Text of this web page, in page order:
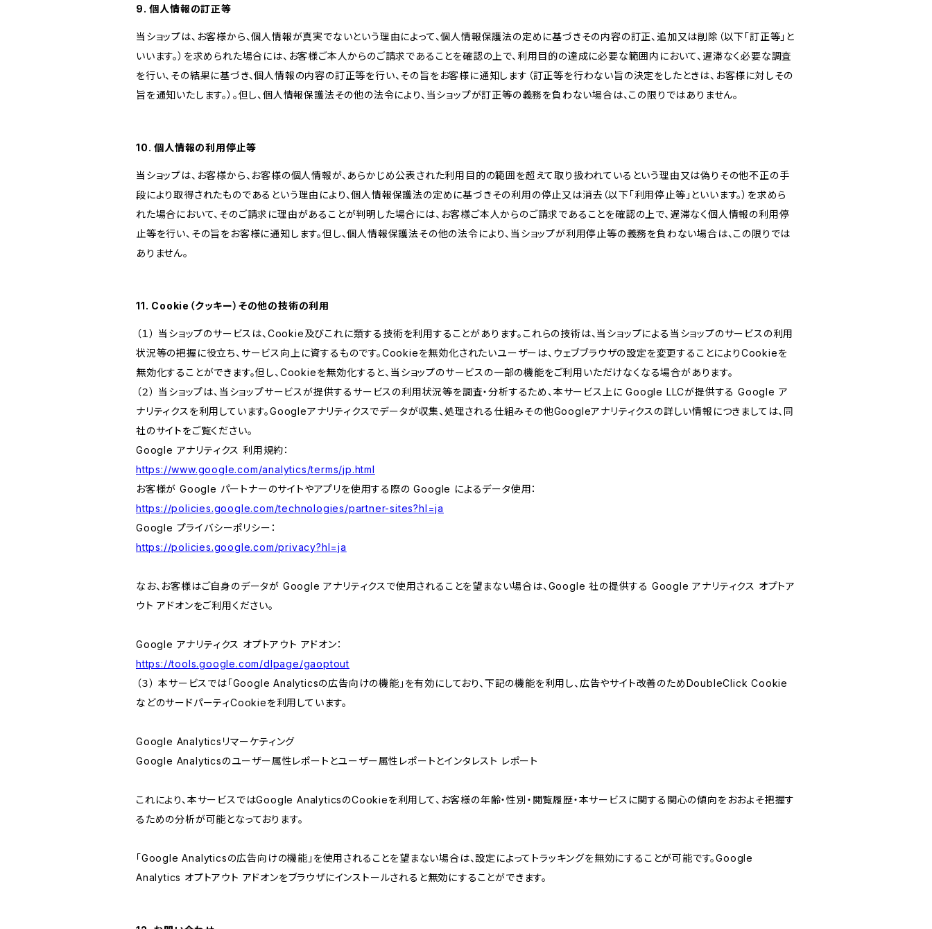
9. 個人情報の訂正等
当ショップは、お客様から、個人情報が真実でないという理由によって、個人情報保護法の定めに基づきその内容の訂正、追加又は削除（以下「訂正等」と
いいます。）を求められた場合には、お客様ご本人からのご請求であることを確認の上で、利用目的の達成に必要な範囲内において、遅滞なく必要な調査
を行い、その結果に基づき、個人情報の内容の訂正等を行い、その旨をお客様に通知します（訂正等を行わない旨の決定をしたときは、お客様に対しその
旨を通知いたします。）。但し、個人情報保護法その他の法令により、当ショップが訂正等の義務を負わない場合は、この限りではありません。
10. 個人情報の利用停止等
当ショップは、お客様から、お客様の個人情報が、あらかじめ公表された利用目的の範囲を超えて取り扱われているという理由又は偽りその他不正の手
段により取得されたものであるという理由により、個人情報保護法の定めに基づきその利用の停止又は消去（以下「利用停止等」といいます。）を求めら
れた場合において、そのご請求に理由があることが判明した場合には、お客様ご本人からのご請求であることを確認の上で、遅滞なく個人情報の利用停
止等を行い、その旨をお客様に通知します。但し、個人情報保護法その他の法令により、当ショップが利用停止等の義務を負わない場合は、この限りでは
ありません。
11. Cookie（クッキー）その他の技術の利用
（１） 当ショップのサービスは、Cookie及びこれに類する技術を利用することがあります。これらの技術は、当ショップによる当ショップのサービスの利用
状況等の把握に役立ち、サービス向上に資するものです。Cookieを無効化されたいユーザーは、ウェブブラウザの設定を変更することによりCookieを
無効化することができます。但し、Cookieを無効化すると、当ショップのサービスの一部の機能をご利用いただけなくなる場合があります。
（２） 当ショップは、当ショップサービスが提供するサービスの利用状況等を調査・分析するため、本サービス上に Google LLCが提供する Google ア
ナリティクスを利用しています。Googleアナリティクスでデータが収集、処理される仕組みその他Googleアナリティクスの詳しい情報につきましては、同
社のサイトをご覧ください。
Google アナリティクス 利用規約：
https://www.google.com/analytics/terms/jp.html
お客様が Google パートナーのサイトやアプリを使用する際の Google によるデータ使用：
https://policies.google.com/technologies/partner-sites?hl=ja
Google プライバシーポリシー：
https://policies.google.com/privacy?hl=ja
なお、お客様はご自身のデータが Google アナリティクスで使用されることを望まない場合は、Google 社の提供する Google アナリティクス オプトア
ウト アドオンをご利用ください。
Google アナリティクス オプトアウト アドオン：
https://tools.google.com/dlpage/gaoptout
（３） 本サービスでは「Google Analyticsの広告向けの機能」を有効にしており、下記の機能を利用し、広告やサイト改善のためDoubleClick Cookie
などのサードパーティCookieを利用しています。
Google Analyticsリマーケティング
Google Analyticsのユーザー属性レポートとユーザー属性レポートとインタレスト レポート
これにより、本サービスではGoogle AnalyticsのCookieを利用して、お客様の年齢・性別・閲覧履歴・本サービスに関する関心の傾向をおおよそ把握す
るための分析が可能となっております。
「Google Analyticsの広告向けの機能」を使用されることを望まない場合は、設定によってトラッキングを無効にすることが可能です。Google
Analytics オプトアウト アドオンをブラウザにインストールされると無効にすることができます。